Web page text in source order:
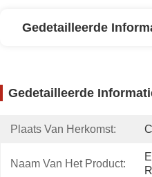
Gedetailleerde
Gedetailleerde
Plaats Van Herkomst:
Naam Van Het Product: